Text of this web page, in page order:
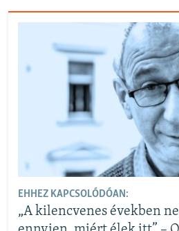
EHHEZ KAPCSOLÓDÓAN:
„A kilencvenes években